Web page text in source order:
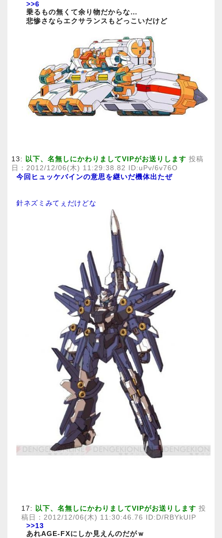
>>6
乗るもの無くて余り物だからな…
悲惨さならエクサランスもどっこいだけど
13: 以下、名無しにかわりましてVIPがお送りします 投稿
日：2012/12/06(木) 11:29:38.82 ID:uPv/6v76O
今回ヒュッケバインの意思を継いだ機体出たぜ
針ネズミみてぇだけどな
17: 以下、名無しにかわりましてVIPがお送りします 投
稿日：2012/12/06(木) 11:30:46.76 ID:D/RBYkUIP
>>13
あれAGE-FXにしか見えんのだがｗ